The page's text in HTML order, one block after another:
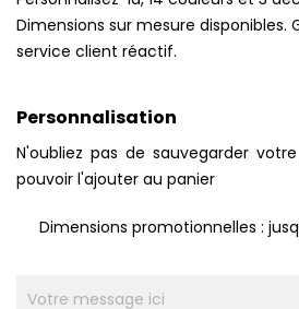
Dimensions sur mesure disponibles.
service client réactif.
Personnalisation
N'oubliez pas de sauvegarder
pouvoir l'ajouter au panier
Dimensions promotionnelles :